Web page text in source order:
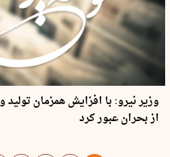
وزیر نیرو: با افزایش همزمان
از بحران عبور کرد